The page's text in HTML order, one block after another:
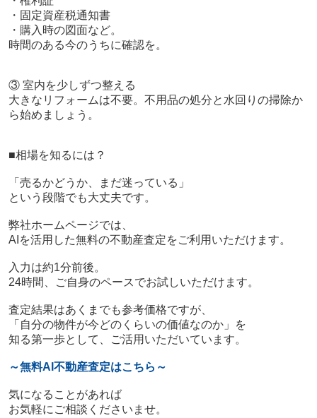
・固定資産税通知書
・購入時の図面など。
時間のある今のうちに確認を。
③ 室内を少しずつ整える
大きなリフォームは不要。不用品の処分と水回りの掃除か
ら始めましょう。
■相場を知るには？
「売るかどうか、まだ迷っている」
という段階でも大丈夫です。
弊社ホームページでは、
AIを活用した無料の不動産査定をご利用いただけます。
入力は約1分前後。
24時間、ご自身のペースでお試しいただけます。
査定結果はあくまでも参考価格ですが、
「自分の物件が今どのくらいの価値なのか」を
知る第一歩として、ご活用いただいています。
～無料AI不動産査定はこちら～
気になることがあれば
お気軽にご相談くださいませ。